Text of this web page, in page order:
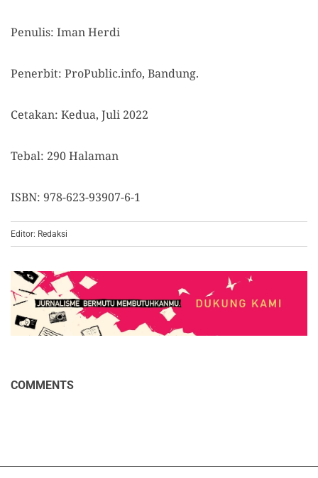
Penulis: Iman Herdi
Penerbit: ProPublic.info, Bandung.
Cetakan: Kedua, Juli 2022
Tebal: 290 Halaman
ISBN: 978-623-93907-6-1
Editor: Redaksi
COMMENTS